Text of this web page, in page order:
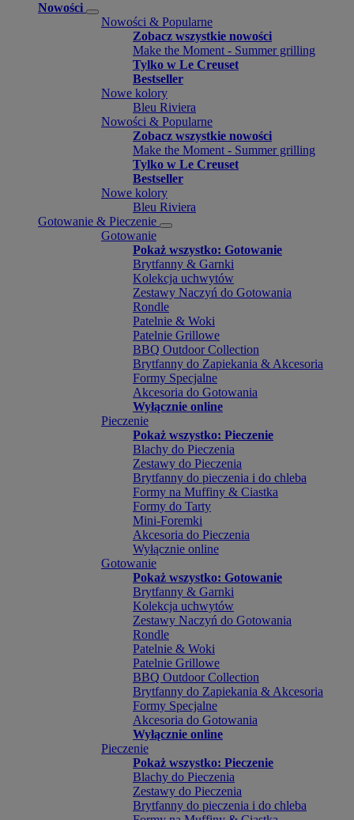
Nowości
Nowości & Popularne
Zobacz wszystkie nowości
Make the Moment - Summer grilling
Tylko w Le Creuset
Bestseller
Nowe kolory
Bleu Riviera
Nowości & Popularne
Zobacz wszystkie nowości
Make the Moment - Summer grilling
Tylko w Le Creuset
Bestseller
Nowe kolory
Bleu Riviera
Gotowanie & Pieczenie
Gotowanie
Pokaż wszystko: Gotowanie
Brytfanny & Garnki
Kolekcja uchwytów
Zestawy Naczyń do Gotowania
Rondle
Patelnie & Woki
Patelnie Grillowe
BBQ Outdoor Collection
Brytfanny do Zapiekania & Akcesoria
Formy Specjalne
Akcesoria do Gotowania
Wyłącznie online
Pieczenie
Pokaż wszystko: Pieczenie
Blachy do Pieczenia
Zestawy do Pieczenia
Brytfanny do pieczenia i do chleba
Formy na Muffiny & Ciastka
Formy do Tarty
Mini-Foremki
Akcesoria do Pieczenia
Wyłącznie online
Gotowanie
Pokaż wszystko: Gotowanie
Brytfanny & Garnki
Kolekcja uchwytów
Zestawy Naczyń do Gotowania
Rondle
Patelnie & Woki
Patelnie Grillowe
BBQ Outdoor Collection
Brytfanny do Zapiekania & Akcesoria
Formy Specjalne
Akcesoria do Gotowania
Wyłącznie online
Pieczenie
Pokaż wszystko: Pieczenie
Blachy do Pieczenia
Zestawy do Pieczenia
Brytfanny do pieczenia i do chleba